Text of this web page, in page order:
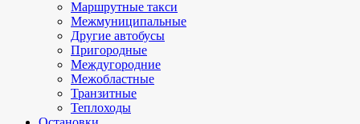
Маршрутные такси
Межмуниципальные
Другие автобусы
Пригородные
Междугородние
Межобластные
Транзитные
Теплоходы